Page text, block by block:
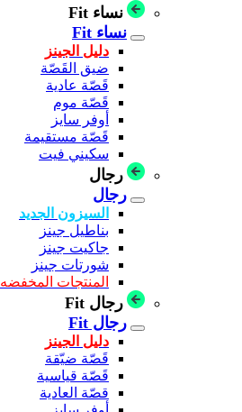
نساء Fit
نساء Fit
دليل الجينز
ضيق القَصّة
قَصّة عادية
قَصّة موم
أوفر سايز
قَصّة مستقيمة
سكيني فيت
رجال
رجال
السيزون الجديد
بناطيل جينز
جاكيت جينز
شورتات جينز
المنتجات المخفضه
رجال Fit
رجال Fit
دليل الجينز
قَصّة ضيّقة
قَصّة قياسية
قصّة العادية